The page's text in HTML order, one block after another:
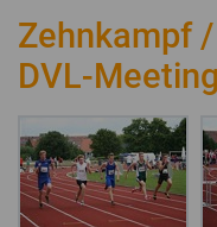
Zehnkampf
DVL-